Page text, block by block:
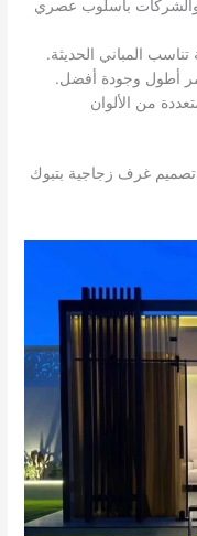
بأسلوب عصري
تناسب المباني الحديثة.
أطول وجودة أفضل.
من الألوان
غرف زجاجية بتبوك